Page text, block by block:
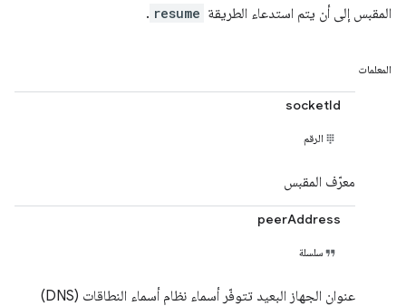
المقبس إلى أن يتم استدعاء الطريقة resume
.
المعلمات
socketId
الرقم
معرّف المقبس
peerAddress
سلسلة
عنوان الجهاز البعيد تتوفّر أسماء نظام أسماء النطاقات (DNS)